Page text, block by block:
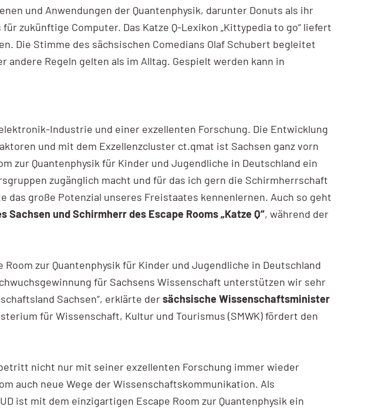
und Anwendungen der Quantenphysik, darunter Donuts als ihr
zukünftige Computer. Das Katze Q-Lexikon „Kittypedia to go“ liefert
Die Stimme des sächsischen Comedians Olaf Schubert begleitet
andere Regeln gelten als im Alltag. Gespielt werden kann in
Industrie und einer exzellenten Forschung. Die Entwicklung
und mit dem Exzellenzcluster ct.qmat ist Sachsen ganz vorn
zur Quantenphysik für Kinder und Jugendliche in Deutschland ein
zugänglich macht und für das ich gern die Schirmherrschaft
das große Potenzial unseres Freistaates kennenlernen. Auch so geht
und Schirmherr des Escape Rooms „Katze Q“, während der
zur Quantenphysik für Kinder und Jugendliche in Deutschland
für Sachsens Wissenschaft unterstützen wir sehr
Sachsen“, erklärte dersächsische Wissenschaftsminister
für Wissenschaft, Kultur und Tourismus (SMWK) fördert den
nicht nur mit seiner exzellenten Forschung immer wieder
auch neue Wege der Wissenschaftskommunikation. Als
ist mit dem einzigartigen Escape Room zur Quantenphysik ein